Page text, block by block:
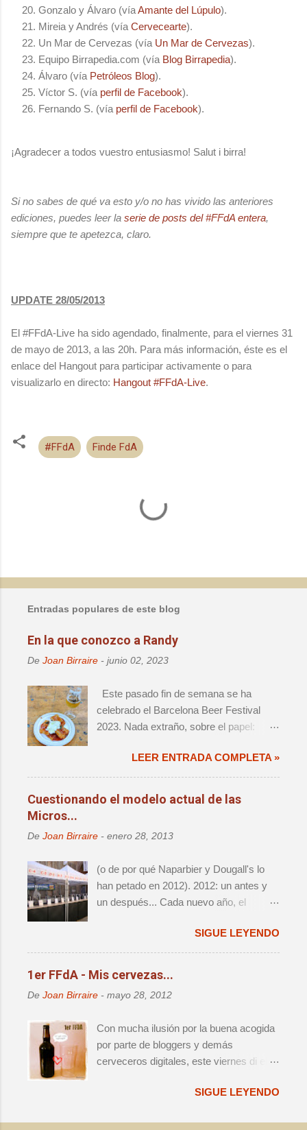
Gonzalo y Álvaro (víaAmante del Lúpulo).
Mireia y Andrés (vía Cervecearte).
Un Mar de Cervezas (vía Un Mar de Cervezas).
Equipo Birrapedia.com (vía Blog Birrapedia).
Álvaro (vía Petróleos Blog).
Víctor S. (vía perfil de Facebook).
Fernando S. (vía perfil de Facebook).
¡Agradecer a todos vuestro entusiasmo! Salut i birra!
Si no sabes de qué va esto y/o no has vivido las anteriores
ediciones, puedes leer la serie de posts del #FFdA entera,
siempre que te apetezca, claro.
UPDATE 28/05/2013
El #FFdA-Live ha sido agendado, finalmente, para el viernes 31
de mayo de 2013, a las 20h. Para más información, éste es el
enlace del Hangout para participar activamente o para
visualizarlo en directo: Hangout #FFdA-Live.
#FFdA Finde FdA
t
rEntradas populares de este blog
En la que conozco a Randy
De Joan Birraire - junio 02, 2023
Este pasado fin de semana se ha
celebrado el Barcelona Beer Festival
2023. Nada extraño, sobre el papel:
magnitud, que ya forma parte del
calendario anual de actos relevantes. El
cambio de sede significaba un retorno a
reagrupación de las distintas iniciativas
- i.e. Challenge e Innbrew –.
Ingredientes, todos ellos, que hacían que
no se tratara de una mera edición más.
LEER ENTRADA COMPLETA »
Cuestionando el modelo actual de las
Micros...
De Joan Birraire - enero 28, 2013
(o de por qué Naparbier y Dougall's lo
han petado en 2012). 2012: un antes y
un después... Cada nuevo año, el
vuelco, y lo que hasta aquel momento
era válido e indiscutido, de repente
parece por lo menos debatible. Y es que
que acabamos de vivir el destape
cabo de 12 meses vamos a volver a
pensar exactamente lo mismo. No
obstante, voy a mojarme y afirmaré que
amantes de la cerveza, pues creo que
SIGUE LEYENDO
1er FFdA - Mis cervezas...
De Joan Birraire - mayo 28, 2012
Con mucha ilusión por la buena acogida
por parte de bloggers y demás
cerveceros digitales, este viernes di el
Fondo de Armario (FFdA), una iniciativa
SIGUE LEYENDO